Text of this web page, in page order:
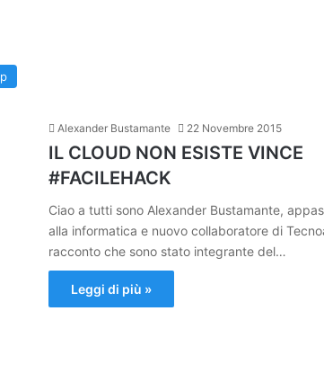
Alexander Bustamante 22 Novembre 2015
IL CLOUD NON ESISTE VINCE
#FACILEHACK
Ciao a tutti sono Alexander Bustamante,
alla informatica e nuovo collaboratore di
racconto che sono stato integrante del…
Leggi di più »